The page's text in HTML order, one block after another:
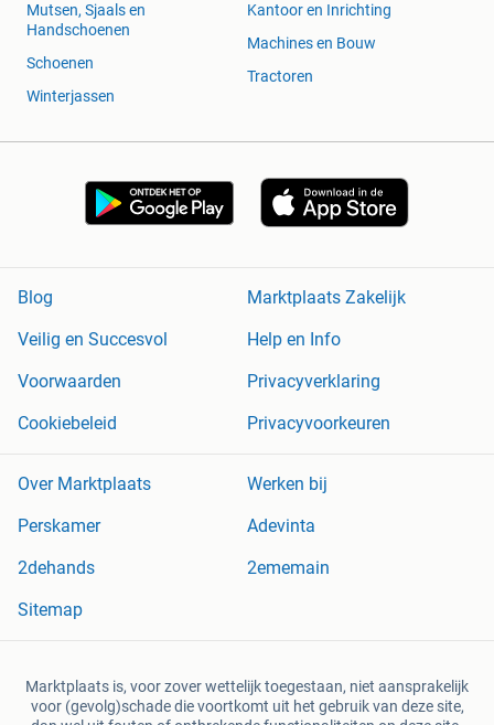
Mutsen, Sjaals en
Handschoenen
Schoenen
Winterjassen
Kantoor en Inrichting
Machines en Bouw
Tractoren
Blog
Marktplaats Zakelijk
Veilig en Succesvol
Help en Info
Voorwaarden
Privacyverklaring
Cookiebeleid
Privacyvoorkeuren
Over Marktplaats
Werken bij
Perskamer
Adevinta
2dehands
2ememain
Sitemap
Marktplaats is, voor zover wettelijk toegestaan, niet aansprakelijk
voor (gevolg)schade die voortkomt uit het gebruik van deze site,